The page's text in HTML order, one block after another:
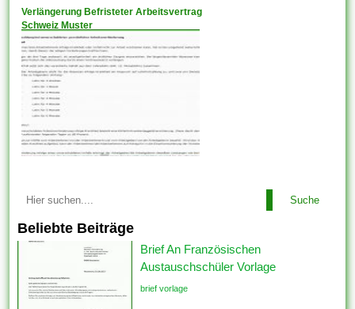
Verlängerung Befristeter Arbeitsvertrag
Schweiz Muster
Suche
Beliebte Beiträge
Brief An Französischen
Austauschschüler Vorlage
brief vorlage